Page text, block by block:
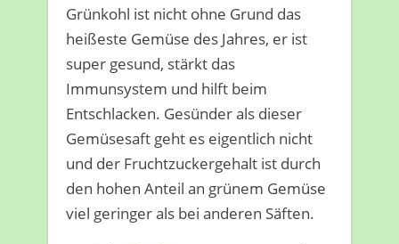
Grünkohl ist nicht ohne Grund das
heißeste Gemüse des Jahres, er ist
super gesund, stärkt das
Immunsystem und hilft beim
Entschlacken. Gesünder als dieser
Gemüsesaft geht es eigentlich nicht
und der Fruchtzuckergehalt ist durch
den hohen Anteil an grünem Gemüse
viel geringer als bei anderen Säften.